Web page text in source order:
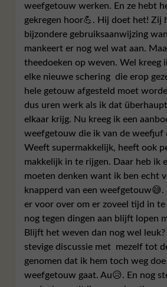
weefgetouw werken. En ze hebt
gekregen hoor💪. Hij doet het! Zij
bijzondere gebruiksaanwijzing
mankeert er nog wel wat aan.
theedoeken op weven. Wel kreeg
elke nieuwe schering die erop
hele getouw afgesteld moet
dus uren werk als ik dat
elkaar krijg. Nu kreeg ik een
weefgetouw die ik van de weefjuf
Weeft supermakkelijk, heeft ook
makkelijk in te rijgen. Daar heb ik
moeten denken want ik ben echt
knapperd van een
er voor over om er zoveel tijd in
nog tegen dingen aan blijft lopen
Blijft het weven dan nog wel leuk?
stevige discussie met mezelf tot
genomen dat ik hem toch weg
weefgetouw gaat. Au😥. En nog